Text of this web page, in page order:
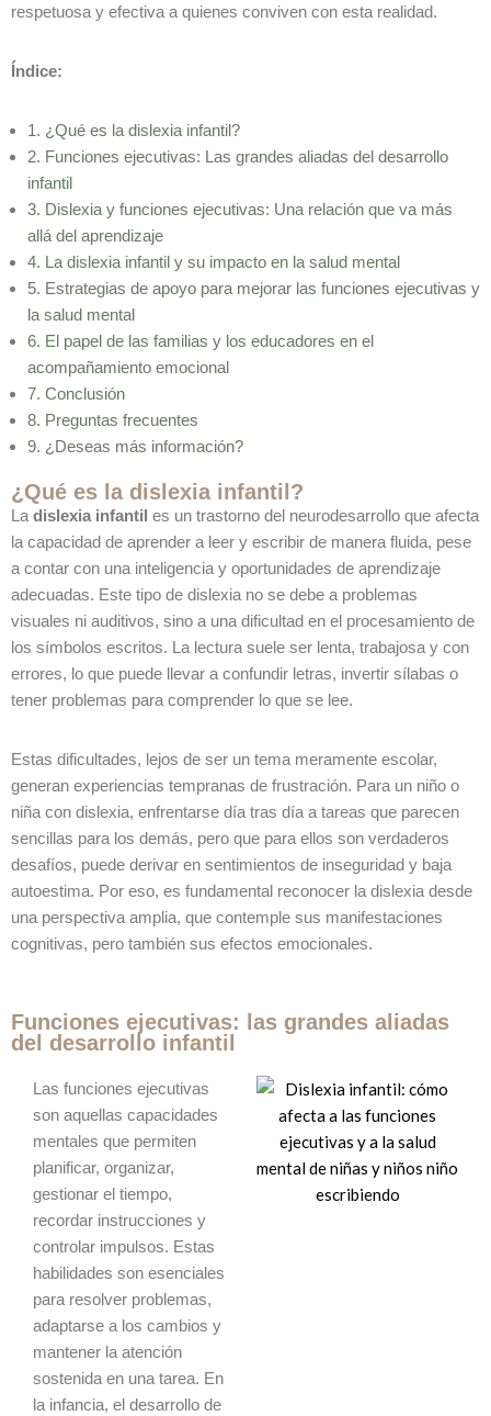
respetuosa y efectiva a quienes conviven con esta realidad.
Índice:
1. ¿Qué es la dislexia infantil?
2. Funciones ejecutivas: Las grandes aliadas del desarrollo
infantil
3. Dislexia y funciones ejecutivas: Una relación que va más
allá del aprendizaje
4. La dislexia infantil y su impacto en la salud mental
5. Estrategias de apoyo para mejorar las funciones ejecutivas y
la salud mental
6. El papel de las familias y los educadores en el
acompañamiento emocional
7. Conclusión
8. Preguntas frecuentes
9. ¿Deseas más información?
¿Qué es la dislexia infantil?
Ladislexia infantil es un trastorno del neurodesarrollo que afecta
la capacidad de aprender a leer y escribir de manera fluida, pese
a contar con una inteligencia y oportunidades de aprendizaje
adecuadas. Este tipo de dislexia no se debe a problemas
visuales ni auditivos, sino a una dificultad en el procesamiento de
los símbolos escritos. La lectura suele ser lenta, trabajosa y con
errores, lo que puede llevar a confundir letras, invertir sílabas o
tener problemas para comprender lo que se lee.
Estas dificultades, lejos de ser un tema meramente escolar,
generan experiencias tempranas de frustración. Para un niño o
niña con dislexia, enfrentarse día tras día a tareas que parecen
sencillas para los demás, pero que para ellos son verdaderos
desafíos, puede derivar en sentimientos de inseguridad y baja
autoestima. Por eso, es fundamental reconocer la dislexia desde
una perspectiva amplia, que contemple sus manifestaciones
cognitivas, pero también sus efectos emocionales.
Funciones ejecutivas: las grandes aliadas
del desarrollo infantil
Las funciones ejecutivas
son aquellas capacidades
mentales que permiten
planificar, organizar,
gestionar el tiempo,
recordar instrucciones y
controlar impulsos. Estas
habilidades son esenciales
para resolver problemas,
adaptarse a los cambios y
mantener la atención
sostenida en una tarea. En
la infancia, el desarrollo de